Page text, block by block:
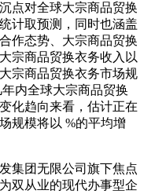
对全球大宗商品贸换
计取预测，同时也涵盖
作态势、大宗商品贸换
宗商品贸换衣务收入以
宗商品贸换衣务市场规
内全球大宗商品贸换
化趋向来看，估计正在
规模将以 %的平均增
团无限公司旗下焦点
双从业的现代办事型企